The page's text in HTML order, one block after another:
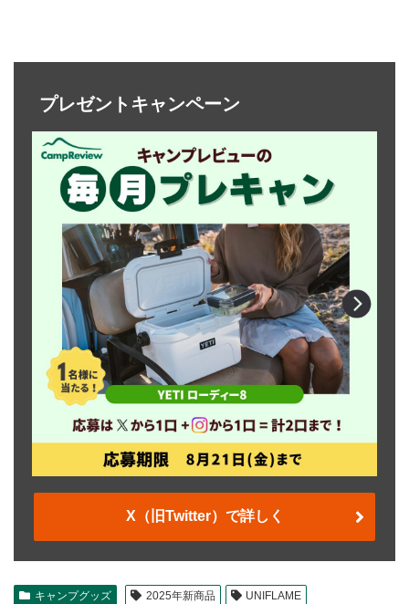
プレゼントキャンペーン
X（旧Twitter）で詳しく
キャンプグッズ 2025年新商品
UNIFLAME